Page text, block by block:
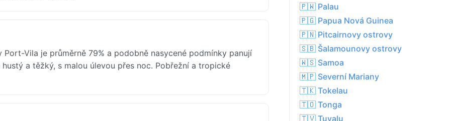
Vila je průměrně 79% a podobně nasycené podmínky panují
a těžký, s malou úlevou přes noc. Pobřežní a tropické
🇵🇼 Palau
🇵🇬 Papua Nová Guinea
🇵🇳 Pitcairnovy ostrovy
🇸🇧 Šalamounovy ostrovy
🇼🇸 Samoa
🇲🇵 Severní Mariany
🇹🇰 Tokelau
🇹🇴 Tonga
🇹🇻 Tuvalu